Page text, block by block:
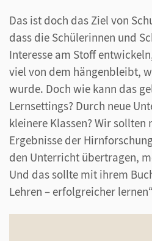
Das ist doch das Ziel von
dass die Schülerinnen und
Interesse am Stoff
viel von dem hängenbleibt,
wurde. Doch wie kann das
Lernsettings? Durch neue
kleinere Klassen? Wir sollten
Ergebnisse der
den Unterricht übertragen,
Und das sollte mit ihrem
Lehren – erfolgreicher